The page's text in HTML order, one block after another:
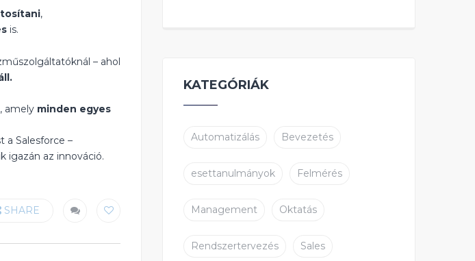
,
is.
– ahol
amely minden egyes
Salesforce –
igazán az innováció.
SHARE
KATEGÓRIÁK
Automatizálás Bevezetés
esettanulmányok Felmérés
Management Oktatás
Rendszertervezés Sales